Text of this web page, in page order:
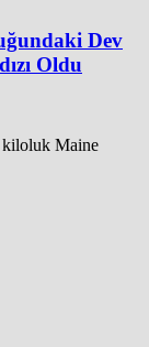
Dev
Oldu
kiloluk Maine